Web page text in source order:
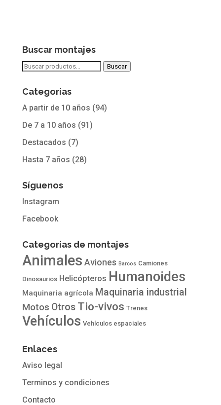
Buscar montajes
Buscar
Buscar
Categorías
A partir de 10 años (94)
De 7 a 10 años (91)
Destacados (7)
Hasta 7 años (28)
Síguenos
Instagram
Facebook
Categorías de montajes
Animales Aviones Barcos Camiones
Dinosaurios Helicópteros Humanoides
Maquinaria agrícola Maquinaria industrial
Motos Otros Tio-vivos Trenes
Vehículos Vehículos espaciales
Enlaces
Aviso legal
Terminos y condiciones
Contacto